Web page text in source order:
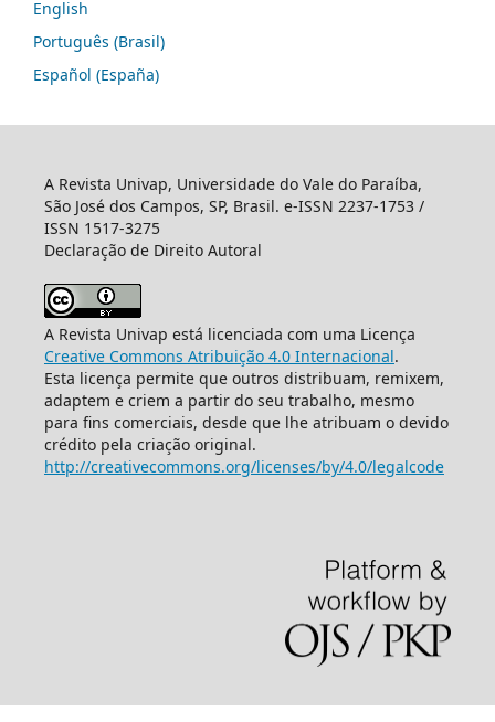
English
Português (Brasil)
Español (España)
A Revista Univap, Universidade do Vale do Paraíba,
São José dos Campos, SP, Brasil. e-ISSN 2237-1753 /
ISSN 1517-3275
Declaração de Direito Autoral
A Revista Univap está licenciada com uma Licença
Creative Commons Atribuição 4.0 Internacional.
Esta licença permite que outros distribuam, remixem,
adaptem e criem a partir do seu trabalho, mesmo
para fins comerciais, desde que lhe atribuam o devido
crédito pela criação original.
http://creativecommons.org/licenses/by/4.0/legalcode